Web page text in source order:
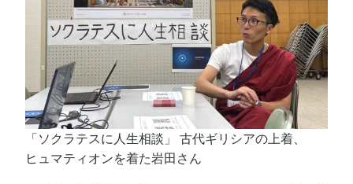
「ソクラテスに人生相談」 古代ギリシアの上着、
ヒュマティオンを着た岩田さん